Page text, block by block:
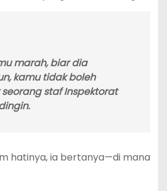
marah, biar dia
kamu tidak boleh
staf Inspektorat
hatinya, ia bertanya—di mana